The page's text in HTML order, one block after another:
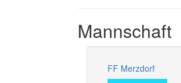
Mannschaft
FF Merzdorf